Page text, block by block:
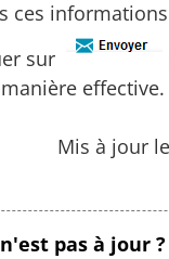
ces
sur
effective.
Mis à jour
pas à jour ?